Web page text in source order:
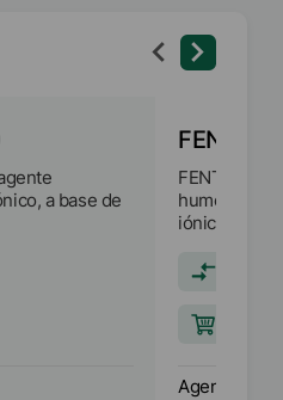
a base de
FENTAK®
humectante
iónicos.
Agentes